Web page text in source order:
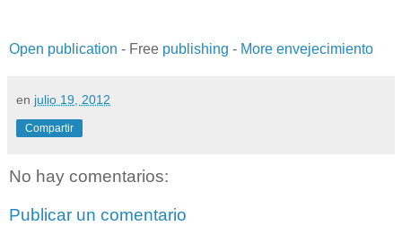
Open publication - Free publishing - More envejecimiento
en julio 19, 2012
Compartir
No hay comentarios:
Publicar un comentario